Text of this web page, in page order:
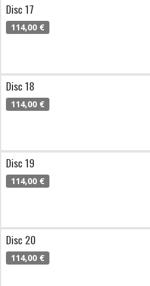
Disc 17
114,00 €
Disc 18
114,00 €
Disc 19
114,00 €
Disc 20
114,00 €